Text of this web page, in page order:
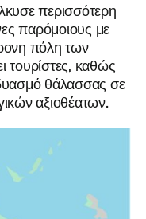
περισσότερη
παρόμοιους με
πόλη των
τουρίστες, καθώς
θάλασσας σε
αξιοθέατων.